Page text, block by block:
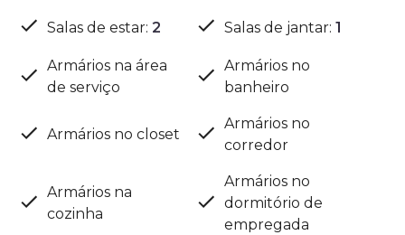
Salas de estar: 2 Salas de jantar: 1
Armários na área
de serviço
Armários no
banheiro
Armários no closet
Armários no
corredor
Armários na
cozinha
Armários no
dormitório de
empregada